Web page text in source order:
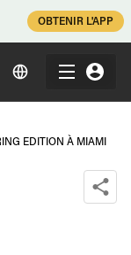
OBTENIR L'APP
EDITION À MIAMI